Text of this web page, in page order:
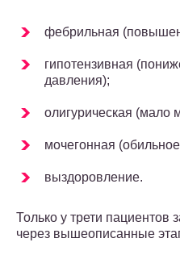
фебрильная
гипотензивная
давления);
олигурическая (мало
мочегонная
выздоровление.
Только у трети пациентов
через вышеописанные